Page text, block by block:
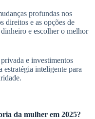
profundas nos
direitos e as opções de
e escolher o melhor
e investimentos
estratégia inteligente para
da mulher em 2025?